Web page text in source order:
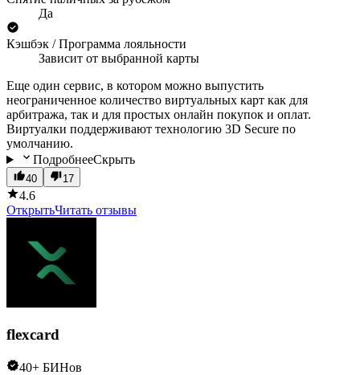
Да
Кэшбэк / Программа лояльности
Зависит от выбранной карты
Еще один сервис, в котором можно выпустить
неограниченное количество виртуальных карт как для
арбитража, так и для простых онлайн покупок и оплат.
Виртуалки поддерживают технологию 3D Secure по
умолчанию.
ПодробнееСкрыть
40 17
4.6
ОткрытьЧитать отзывы
flexcard
40+ БИНов